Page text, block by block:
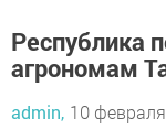
Республика
агрономам
admin, 10